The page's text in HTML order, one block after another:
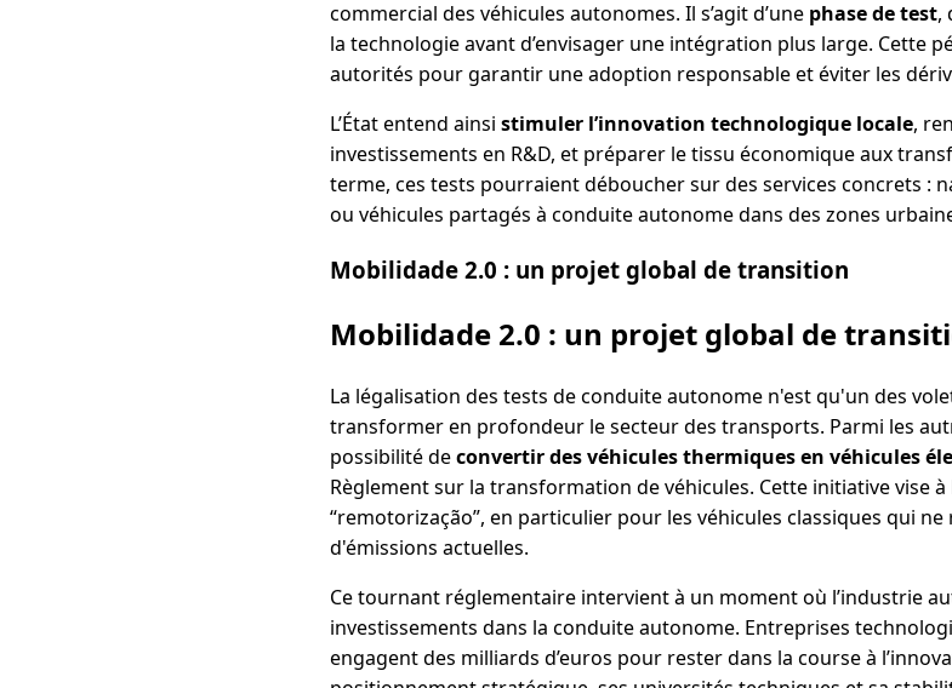
commercial des véhicules autonomes. Il s’agit d’une phase de test,
la technologie avant d’envisager une intégration plus large. Cette
autorités pour garantir une adoption responsable et éviter les
L’État entend ainsi stimuler l’innovation technologique locale,
investissements en R&D, et préparer le tissu économique aux
terme, ces tests pourraient déboucher sur des services concrets :
ou véhicules partagés à conduite autonome dans des zones
Mobilidade 2.0 : un projet global de transition
Mobilidade 2.0 : un projet global de
La légalisation des tests de conduite autonome n'est qu'un des
transformer en profondeur le secteur des transports. Parmi les
possibilité deconvertir des véhicules thermiques en véhicules
Règlement sur la transformation de véhicules. Cette initiative vise
“remotorização”, en particulier pour les véhicules classiques qui
d'émissions actuelles.
Ce tournant réglementaire intervient à un moment où l’industrie
investissements dans la conduite autonome. Entreprises
engagent des milliards d’euros pour rester dans la course à